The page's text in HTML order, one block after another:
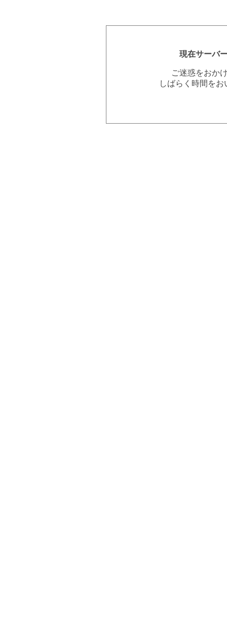
現在サーバ
ご迷惑をおか
しばらく時間を